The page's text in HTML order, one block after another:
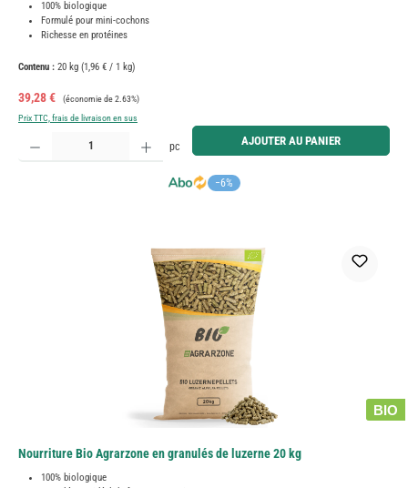
100% biologique
Formulé pour mini-cochons
Richesse en protéines
Contenu : 20 kg (1,96 € / 1 kg)
Prix de vente :
39,28 € Prix régulier :
(économie de 2.63%)
Prix TTC, frais de livraison en sus
−6%
Quantité de produit : Entrez la quantité souhaitée ou utilisez les boutons pour augmenter ou
pc AJOUTER AU PANIER
BIO
Nourriture Bio Agrarzone en granulés de luzerne 20 kg
100% biologique